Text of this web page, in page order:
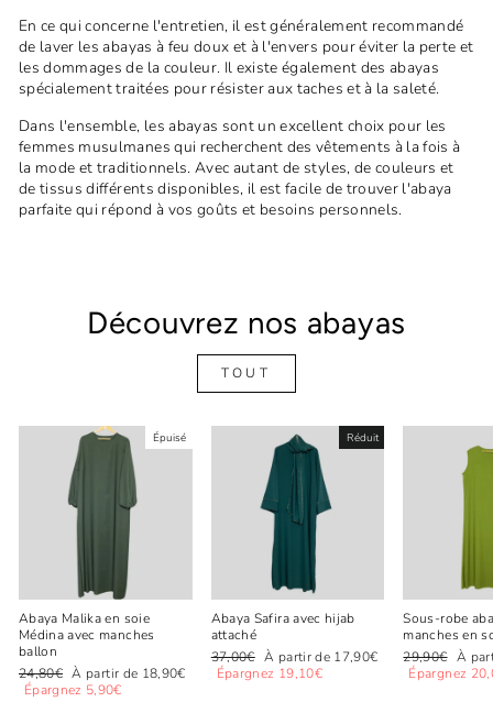
En ce qui concerne l'entretien, il est généralement recommandé
de laver les abayas à feu doux et à l'envers pour éviter la perte et
les dommages de la couleur. Il existe également des abayas
spécialement traitées pour résister aux taches et à la saleté.
Dans l'ensemble, les abayas sont un excellent choix pour les
femmes musulmanes qui recherchent des vêtements à la fois à
la mode et traditionnels. Avec autant de styles, de couleurs et
de tissus différents disponibles, il est facile de trouver l'abaya
parfaite qui répond à vos goûts et besoins personnels.
Découvrez nos abayas
TOUT
Épuisé
Abaya Malika en soie
Médina avec manches
ballon
Prix
régulier
24,80€ Prix
réduit
À partir de 18,90€
Épargnez 5,90€
Réduit
Abaya Safira avec hijab
attaché
Prix
régulier
37,00€ Prix
réduit
À partir de 17,90€
Épargnez 19,10€
Sous-robe
manches en
Prix
régulier
29,90€ Prix
réduit
À
Épargnez